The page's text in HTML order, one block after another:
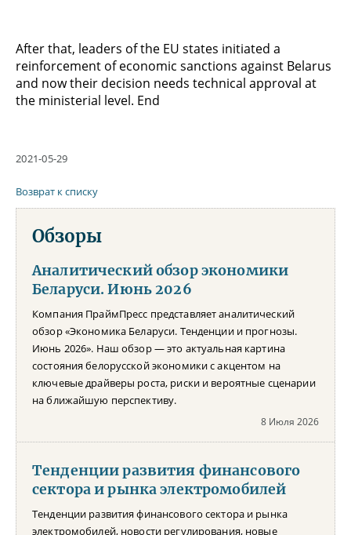
After that, leaders of the EU states initiated a
reinforcement of economic sanctions against Belarus
and now their decision needs technical approval at
the ministerial level. End
2021-05-29
Возврат к списку
Обзоры
Аналитический обзор экономики
Беларуси. Июнь 2026
Компания ПраймПресс представляет аналитический
обзор «Экономика Беларуси. Тенденции и прогнозы.
Июнь 2026». Наш обзор — это актуальная картина
состояния белорусской экономики с акцентом на
ключевые драйверы роста, риски и вероятные сценарии
на ближайшую перспективу.
8 Июля 2026
Тенденции развития финансового
сектора и рынка электромобилей
Тенденции развития финансового сектора и рынка
электромобилей, новости регулирования, новые